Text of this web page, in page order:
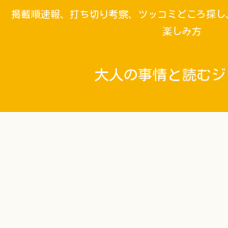
掲載順速報、打ち切り考察、ツッコミどころ探
楽しみ方
大人の事情と読む